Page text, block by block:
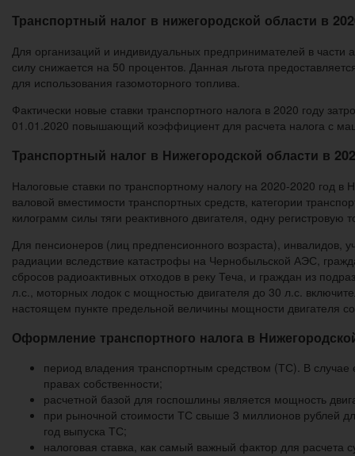
Транспортный налог в нижегородской области в
Для организаций и индивидуальных предпринимателей в
силу снижается на 50 процентов. Данная льгота
для использования газомоторного топлива.
Фактически новые ставки транспортного налога в 2020 году
01.01.2020 повышающий коэффициент для расчета налога с
Транспортный налог в Нижегородской области в
Налоговые ставки по транспортному налогу на 2020-2020 год в
валовой вместимости транспортных средств, категории
килограмм силы тяги реактивного двигателя, одну
Для пенсионеров (лиц предпенсионного возраста), инвалидов,
радиации вследствие катастрофы на Чернобыльской АЭС,
сбросов радиоактивных отходов в реку Теча, и граждан из
л.с., моторных лодок с мощностью двигателя до 30 л.с.
настоящем пункте предельной величины мощности двигателя
Оформление транспортного налога в
период владения транспортным средством (ТС). В
правах собственности;
расчетной базой для госпошлины является мощность
при рыночной стоимости ТС свыше 3 миллионов рублей
год выпуска ТС;
налоговая ставка, как самый важный фактор для расчета